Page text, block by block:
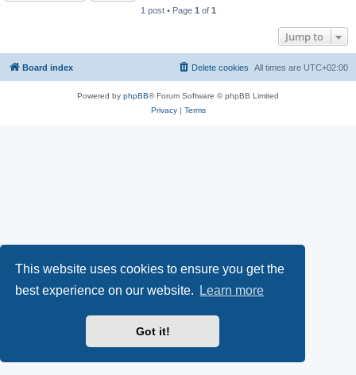
This website uses cookies to ensure you get the
best experience on our website.
Learn more
Got it!
1 post • Page 1 of 1
Jump to
Board index All times are UTC+02:00
Delete cookies
Powered by phpBB® Forum Software © phpBB Limited
Privacy| Terms